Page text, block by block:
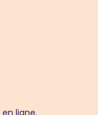
en ligne.